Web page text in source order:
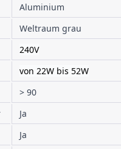
Aluminium
Weltraum grau
240V
von 22W bis 52W
> 90
Ja
Ja